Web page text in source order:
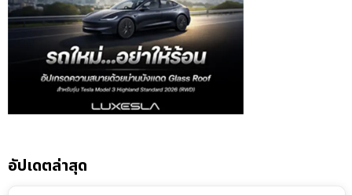
อัปเดตล่าสุด